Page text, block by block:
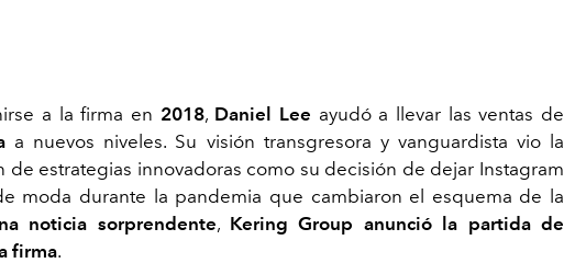
a la firma en 2018, Daniel Lee ayudó a llevar las ventas de
a nuevos niveles. Su visión transgresora y vanguardista vio la
de estrategias innovadoras como su decisión de dejar Instagram
moda durante la pandemia que cambiaron el esquema de la
noticia sorprendente, Kering Group anunció la partida de
firma.